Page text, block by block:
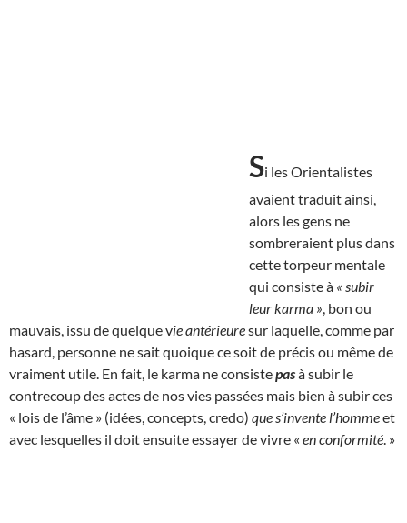
Si les Orientalistes
avaient traduit ainsi,
alors les gens ne
sombreraient plus dans
cette torpeur mentale
qui consiste à « subir
leur karma » , bon ou
mauvais, issu de quelque vie antérieuresur laquelle, comme par
hasard, personne ne sait quoique ce soit de précis ou même de
vraiment utile. En fait, le karma ne consistepasà subir le
contrecoup des actes de nos vies passées mais bien à subir ces
« lois de l’âme » (idées, concepts, credo) que s’invente l’hommeet
avec lesquelles il doit ensuite essayer de vivre « en conformité . »